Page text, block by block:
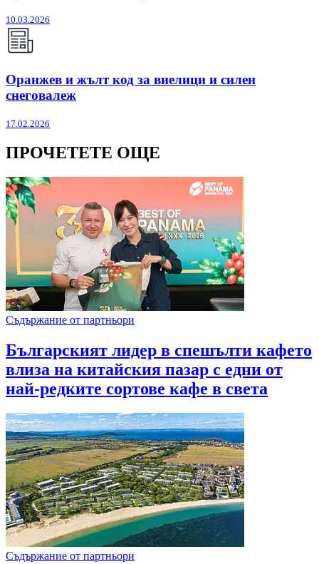
10.03.2026
Оранжев и жълт код за виелици и силен
снеговалеж
17.02.2026
ПРОЧЕТЕТЕ ОЩЕ
Съдържание от партньори
Българският лидер в спешълти кафето
влиза на китайския пазар с едни от
най-редките сортове кафе в света
Съдържание от партньори